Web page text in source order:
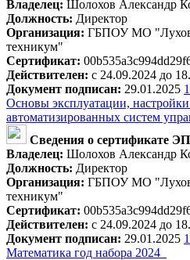
Владелец: Шолохов Александр
Должность: Директор
Организация: ГБПОУ МО
техникум"
Сертификат:
Действителен: с 24.09.2024 до
Документ подписан: 29.01.2025
Основы эксплуатации,
автоматизированных систем
Сведения о сертификате ЭП
Владелец: Шолохов Александр
Должность: Директор
Организация: ГБПОУ МО
техникум"
Сертификат:
Действителен: с 24.09.2024 до
Документ подписан: 29.01.2025
Математика год набора 2024_